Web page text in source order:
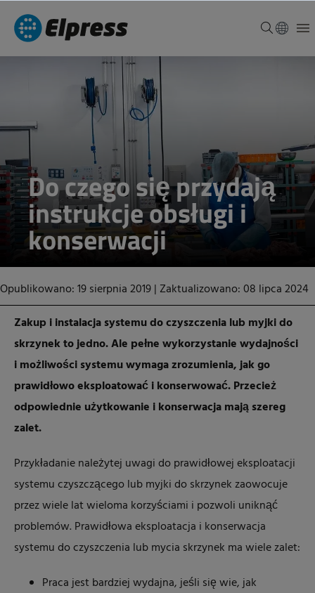
Do czego się przydają
instrukcje obsługi i
konserwacji
Opublikowano: 19 sierpnia 2019| Zaktualizowano: 08 lipca 2024
Zakup i instalacja systemu do czyszczenia lub myjki do
skrzynek to jedno. Ale pełne wykorzystanie wydajności
i możliwości systemu wymaga zrozumienia, jak go
prawidłowo eksploatować i konserwować. Przecież
odpowiednie użytkowanie i konserwacja mają szereg
zalet.
Przykładanie należytej uwagi do prawidłowej eksploatacji
systemu czyszczącego lub myjki do skrzynek zaowocuje
przez wiele lat wieloma korzyściami i pozwoli uniknąć
problemów. Prawidłowa eksploatacja i konserwacja
systemu do czyszczenia lub mycia skrzynek ma wiele zalet:
Praca jest bardziej wydajna, jeśli się wie, jak